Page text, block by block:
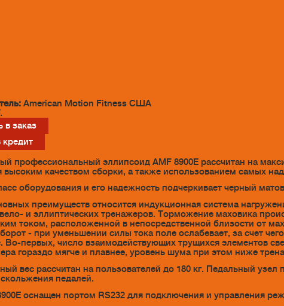
American Motion Fitness США
в заказ
кредит
профессиональный эллипсоид AMF 8900E рассчитан на
высоким качеством сборки, а также использованием самых
оборудования и его надежность подчеркивает черный
преимуществ относится индукционная система
и эллиптических тренажеров. Торможение маховика
током, расположенной в непосредственной близости от
- при уменьшении силы тока поле ослабевает, за счет
Во-первых, число взаимодействующих трущихся элементов
гораздо мягче и плавнее, уровень шума при этом ниже
вес рассчитан на пользователей до 180 кг. Педальный
педалей.
оснащен портом RS232 для подключения и управления